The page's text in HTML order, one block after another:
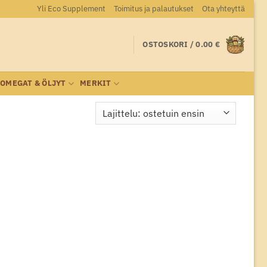
Yli Eco Supplement Toimitus ja palautukset Ota yhteyttä
OSTOSKORI /0.00 €
OMEGAT & ÖLJYT MERKIT